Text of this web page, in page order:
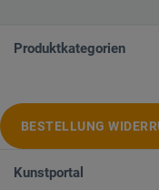
Produktkategorien
BESTELLUNG
Kunstportal